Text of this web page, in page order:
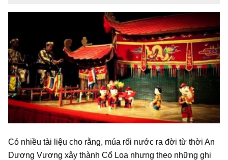
Có nhiều tài liệu cho rằng, múa rối nước ra đời từ thời An
Dương Vương xây thành Cổ Loa nhưng theo những ghi